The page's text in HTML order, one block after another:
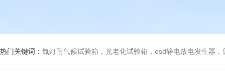
热门关键词： 氙灯耐气候试验箱，光老化试验箱，esd静电放电发生器